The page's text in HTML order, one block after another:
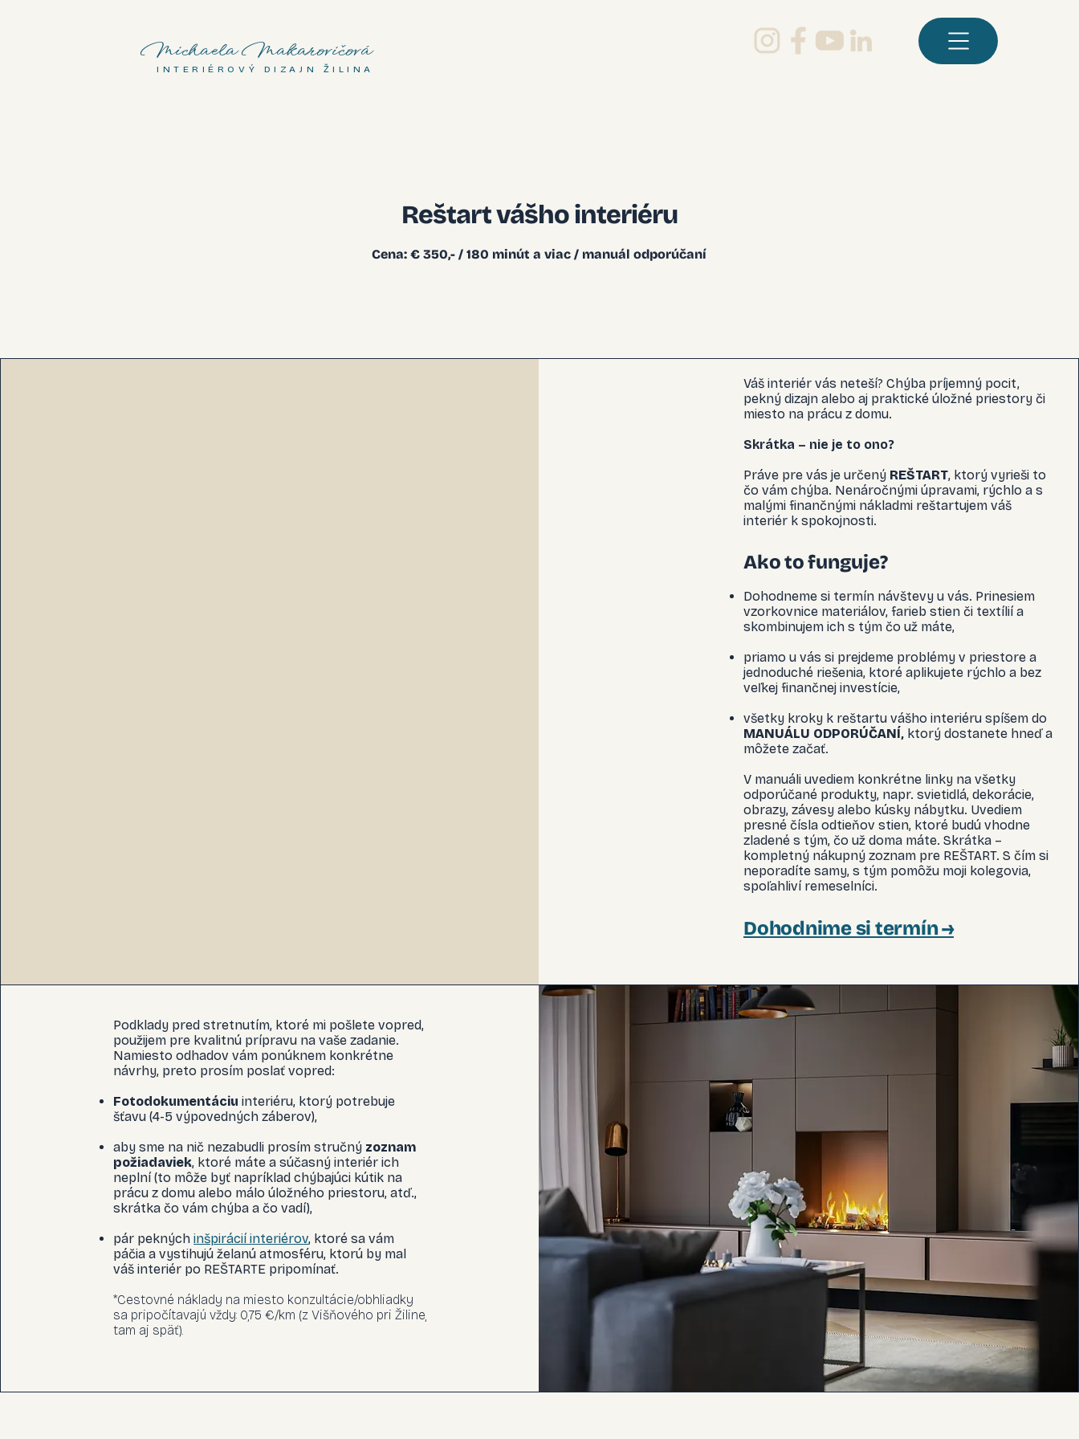
Michaela Makarovičová
INTERIÉROVÝ DIZAJN ŽILINA
Reštart vášho interiéru
Cena: € 350,- / 180 minút a viac / manuál odporúčaní
Váš interiér vás neteší? Chýba príjemný pocit,
pekný dizajn alebo aj praktické úložné priestory či
miesto na prácu z domu.
Skrátka – nie je to ono?
Práve pre vás je určený REŠTART, ktorý vyrieši to
čo vám chýba. Nenáročnými úpravami, rýchlo a s
malými finančnými nákladmi reštartujem váš
interiér k spokojnosti.
Ako to funguje?
Dohodneme si termín návštevy u vás. Prinesiem
vzorkovnice materiálov, farieb stien či textílií a
skombinujem ich s tým čo už máte,
priamo u vás si prejdeme problémy v priestore a
jednoduché riešenia, ktoré aplikujete rýchlo a bez
veľkej finančnej investície,
všetky kroky k reštartu vášho interiéru spíšem do
MANUÁLU ODPORÚČANÍ, ktorý dostanete hneď a
môžete začať.
V manuáli uvediem konkrétne linky na všetky
odporúčané produkty, napr. svietidlá, dekorácie,
obrazy, závesy alebo kúsky nábytku. Uvediem
presné čísla odtieňov stien, ktoré budú vhodne
zladené s tým, čo už doma máte. Skrátka –
kompletný nákupný zoznam pre REŠTART. S čím si
neporadíte samy, s tým pomôžu moji kolegovia,
spoľahliví remeselníci.
Dohodnime si termín →
Podklady pred stretnutím, ktoré mi pošlete vopred,
použijem pre kvalitnú prípravu na vaše zadanie.
Namiesto odhadov vám ponúknem konkrétne
návrhy, preto prosím poslať vopred:
Fotodokumentáciuinteriéru, ktorý potrebuje
šťavu (4-5 výpovedných záberov),
aby sme na nič nezabudli prosím stručný zoznam
požiadaviek, ktoré máte a súčasný interiér ich
neplní (to môže byť napríklad chýbajúci kútik na
prácu z domu alebo málo úložného priestoru, atď.,
skrátka čo vám chýba a čo vadí),
pár peknýchinšpirácií interiérov, ktoré sa vám
páčia a vystihujú želanú atmosféru, ktorú by mal
váš interiér po REŠTARTE pripomínať.
*Cestovné náklady na miesto konzultácie/obhliadky
sa pripočítavajú vždy: 0,75 €/km (z Višňového pri Žiline,
tam aj späť).